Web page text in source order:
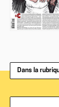
Dans la